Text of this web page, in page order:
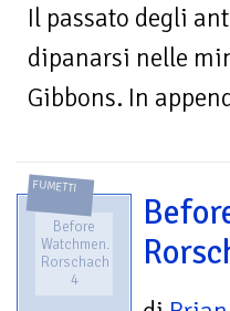
Il passato degli
dipanarsi nelle
Gibbons. In
FUMETTI
Before
Watchmen.
Rorschach
4